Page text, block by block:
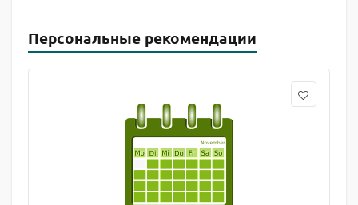
Персональные рекомендации